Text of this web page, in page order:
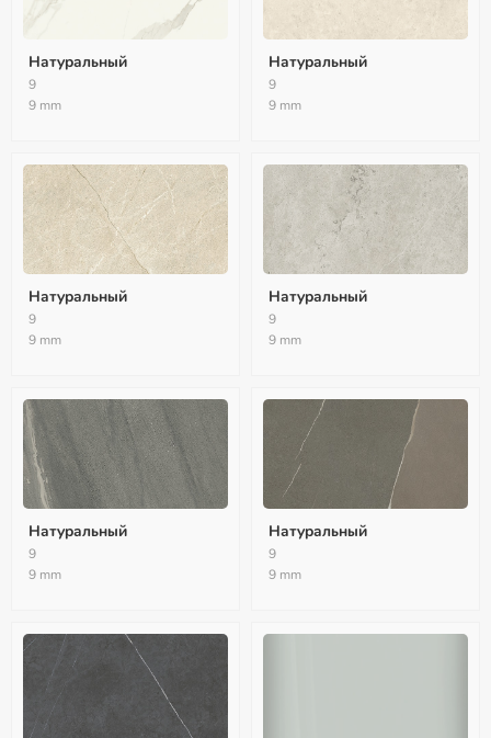
Натуральный
9
9 mm
Натуральный
9
9 mm
Натуральный
9
9 mm
Натуральный
9
9 mm
Натуральный
9
9 mm
Натуральный
9
9 mm